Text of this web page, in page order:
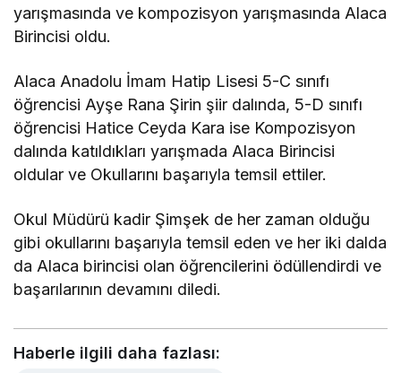
yarışmasında ve kompozisyon yarışmasında Alaca
Birincisi oldu.
Alaca Anadolu İmam Hatip Lisesi 5-C sınıfı
öğrencisi Ayşe Rana Şirin şiir dalında, 5-D sınıfı
öğrencisi Hatice Ceyda Kara ise Kompozisyon
dalında katıldıkları yarışmada Alaca Birincisi
oldular ve Okullarını başarıyla temsil ettiler.
Okul Müdürü kadir Şimşek de her zaman olduğu
gibi okullarını başarıyla temsil eden ve her iki dalda
da Alaca birincisi olan öğrencilerini ödüllendirdi ve
başarılarının devamını diledi.
Haberle ilgili daha fazlası: